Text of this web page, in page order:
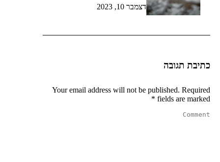
דצמבר 10, 2023
כתיבת תגובה
Your email address will not be published. Required
fields are marked
*
Comment